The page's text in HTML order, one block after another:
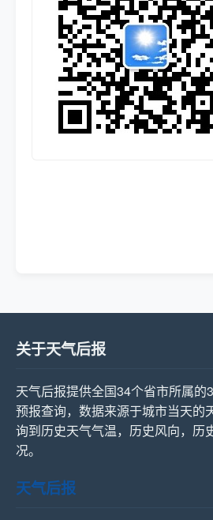
关于天气后报
天气后报提供全国34个省市所属
预报查询，数据来源于城市当天的
询到历史天气气温，历史风向，历
况。
天气后报